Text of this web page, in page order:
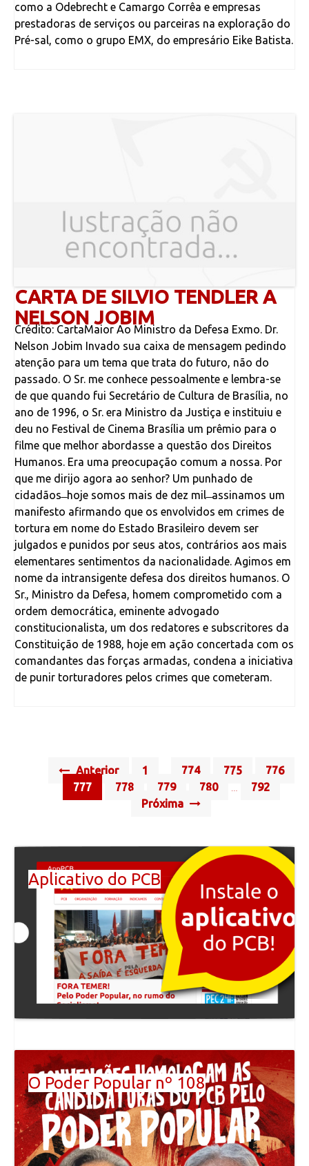
como a Odebrecht e Camargo Corrêa e empresas
prestadoras de serviços ou parceiras na exploração do
Pré-sal, como o grupo EMX, do empresário Eike Batista.
CARTA DE SILVIO TENDLER A
NELSON JOBIM
Crédito: CartaMaior Ao Ministro da Defesa Exmo. Dr.
Nelson Jobim Invado sua caixa de mensagem pedindo
atenção para um tema que trata do futuro, não do
passado. O Sr. me conhece pessoalmente e lembra-se
de que quando fui Secretário de Cultura de Brasília, no
ano de 1996, o Sr. era Ministro da Justiça e instituiu e
deu no Festival de Cinema Brasília um prêmio para o
filme que melhor abordasse a questão dos Direitos
Humanos. Era uma preocupação comum a nossa. Por
que me dirijo agora ao senhor? Um punhado de
cidadãos ̶ hoje somos mais de dez mil ̶ assinamos um
manifesto afirmando que os envolvidos em crimes de
tortura em nome do Estado Brasileiro devem ser
julgados e punidos por seus atos, contrários aos mais
elementares sentimentos da nacionalidade. Agimos em
nome da intransigente defesa dos direitos humanos. O
Sr., Ministro da Defesa, homem comprometido com a
ordem democrática, eminente advogado
constitucionalista, um dos redatores e subscritores da
Constituição de 1988, hoje em ação concertada com os
comandantes das forças armadas, condena a iniciativa
de punir torturadores pelos crimes que cometeram.
navigation
Anterior 1 774 775
776
777
778 779 780
792
Próxima
Aplicativo do PCB
O Poder Popular nº 108